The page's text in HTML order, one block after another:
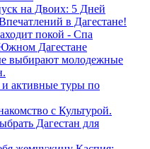
на Двоих: 5 Дней
в Дагестане!
покой - Спа
Южном Дагестане
выбирают молодежные
активные туры по
с Культурой.
Дагестан для